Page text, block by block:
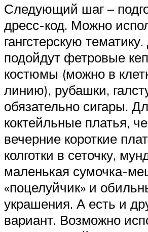
Следующий шаг –
дресс-код. Можно
гангстерскую
подойдут фетровые
костюмы (можно в
линию), рубашки,
обязательно сигары.
коктейльные платья,
вечерние короткие
колготки в сеточку,
маленькая сумочка-
«поцелуйчик» и
украшения. А есть и
вариант. Возможно